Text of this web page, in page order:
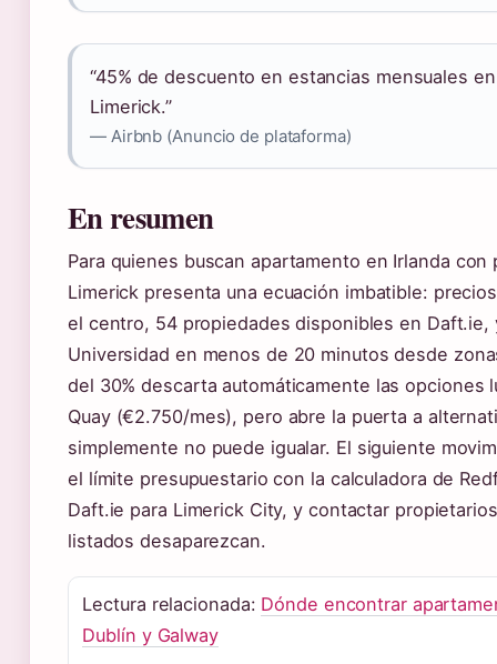
“45% de descuento en estancias mensuales
Limerick.”
— Airbnb (Anuncio de plataforma)
En resumen
Para quienes buscan apartamento en Irlanda
Limerick presenta una ecuación imbatible:
el centro, 54 propiedades disponibles en Daft.ie,
Universidad en menos de 20 minutos desde
del 30% descarta automáticamente las opciones
Quay (€2.750/mes), pero abre la puerta a
simplemente no puede igualar. El siguiente
el límite presupuestario con la calculadora de
Daft.ie para Limerick City, y contactar
listados desaparezcan.
Lectura relacionada: Dónde encontrar
Dublín y Galway